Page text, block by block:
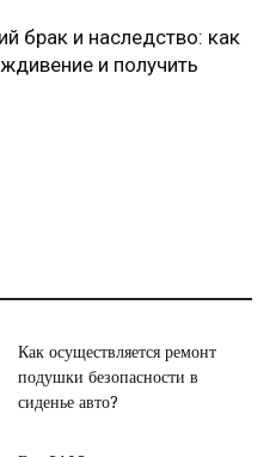
брак и наследство: как
и получить
Как осуществляется ремонт
подушки безопасности в
сиденье авто?